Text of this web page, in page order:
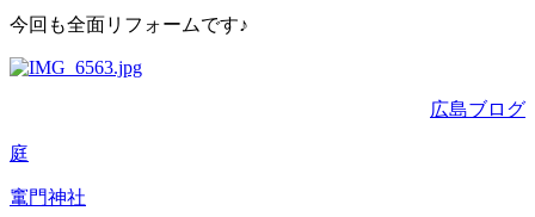
今回も全面リフォームです♪
広島ブログ
庭
竃門神社